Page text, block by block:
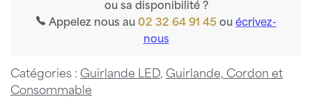
ou sa disponibilité ?
Appelez nous au 02 32 64 91 45 ou écrivez-
nous
Catégories : Guirlande LED, Guirlande, Cordon et
Consommable